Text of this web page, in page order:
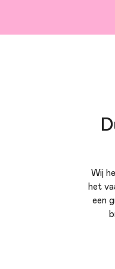
Wij
het
een